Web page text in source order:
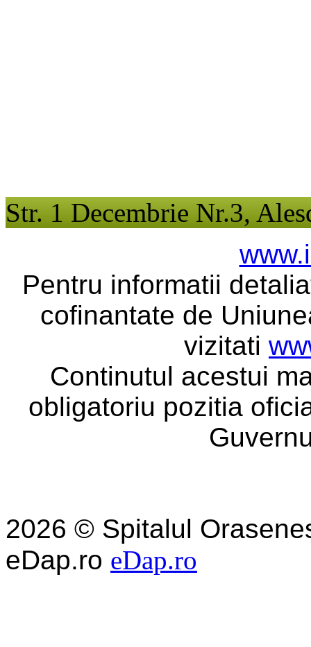
Str. 1 Decembrie Nr.3,
Pentru informatii
cofinantate de
vizitati
Continutul acestui
obligatoriu pozitia
2026 © Spitalul
eDap.ro eDap.ro